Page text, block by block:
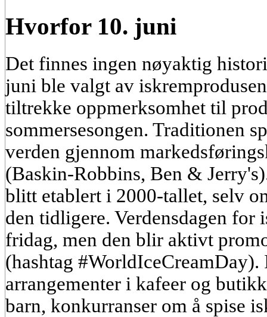
Hvorfor 10. juni
Det finnes ingen nøyaktig
juni ble valgt av
tiltrekke oppmerksomhet til
sommersesongen. Traditionen
verden gjennom
(Baskin-Robbins, Ben &
blitt etablert i 2000-tallet, selv
den tidligere. Verdensdagen
fridag, men den blir aktivt
(hashtag
arrangementer i kafeer og
barn, konkurranser om å spise